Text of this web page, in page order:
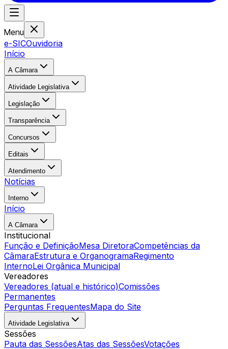
Menu
e-SICOuvidoria
Início
A Câmara
Atividade Legislativa
Legislação
Transparência
Concursos
Editais
Atendimento
Notícias
Interno
Início
A Câmara
Institucional
Função e DefiniçãoMesa DiretoraCompetências da
CâmaraEstrutura e OrganogramaRegimento
InternoLei Orgânica Municipal
Vereadores
Vereadores (atual e histórico)Comissões
Permanentes
Perguntas FrequentesMapa do Site
Atividade Legislativa
Sessões
Pauta das SessõesAtas das SessõesVotações